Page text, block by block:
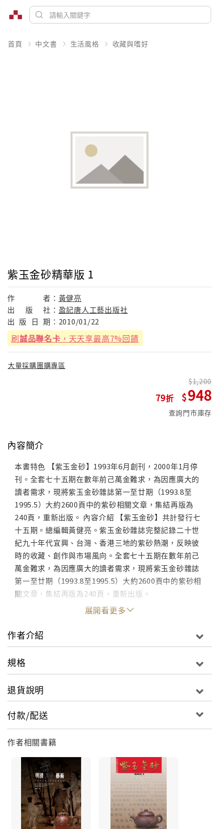
首頁 中文書 生活風格 收藏與嗜好
紫玉金砂精華版 1
作 者： 黃健亮
出
版 社： 盈記唐人工藝出版社
出 版 日 期： 2010/01/22
刷誠品聯名卡 ，天天享最高7%回饋
大量採購團購專區
79
1,200
948
查詢門市庫存
內容簡介
本書特色 【紫玉金砂】1993年6月創刊，2000年1月停
刊。全套七十五期在數年前己萬金難求，為因應廣大的
讀者需求，現將紫玉金砂雜誌第一至廿期（1993.8至
1995.5）大約2600頁中的紫砂相關文章，集結再版為
240頁，重新出版。 內容介紹 【紫玉金砂】共計發行七
十五期。總編輯黃健亮。紫玉金砂雜誌完整記錄二十世
紀九十年代宜興、台灣、香港三地的紫砂熱潮，反映彼
時的收藏、創作與市場風向。全套七十五期在數年前己
萬金難求，為因應廣大的讀者需求，現將紫玉金砂雜誌
第一至廿期（1993.8至1995.5）大約2600頁中的紫砂相
關文章，集結再版為240頁，重新出版。
展開看更多
作者介紹
規格
退貨說明
付款/配送
作者相關書籍